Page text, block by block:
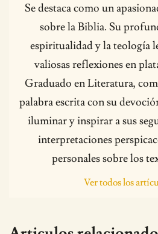
Se destaca como un
sobre la Biblia. Su
espiritualidad y la teología
valiosas reflexiones en
Graduado en Literatura,
palabra escrita con su
iluminar y inspirar a sus
interpretaciones
personales sobre los
Ver todos los